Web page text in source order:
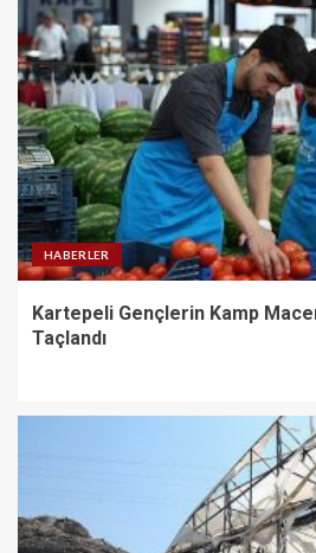
HABERLER
Kartepeli Gençlerin Kamp
Taçlandı